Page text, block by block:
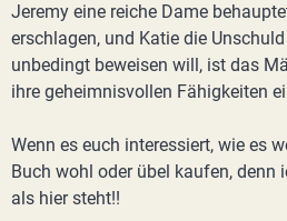
Jeremy eine reiche Dame
erschlagen, und Katie die
unbedingt beweisen will, ist das
ihre geheimnisvollen Fähigkeiten
Wenn es euch interessiert, wie es
Buch wohl oder übel kaufen, denn
als hier steht!!